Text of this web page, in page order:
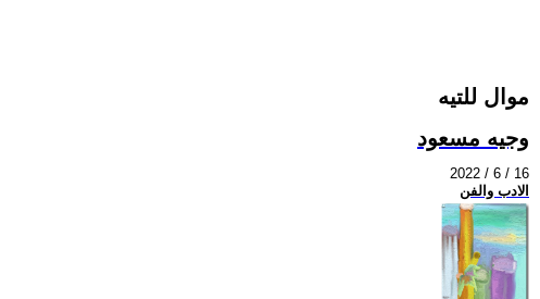
موال للتيه
وجيه مسعود
2022 / 6 / 16
الادب والفن